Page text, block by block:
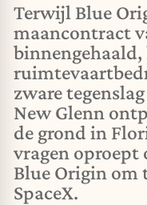
Terwijl Blue
maancontract
binnengehaald,
zware
New Glenn
de grond in
vragen oproept
Blue Origin om
SpaceX.